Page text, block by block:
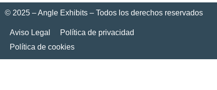
© 2025 – Angle Exhibits – Todos los derechos reservados
Aviso Legal
Política de privacidad
Política de cookies